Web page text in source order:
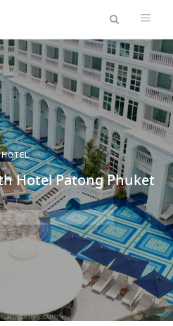
HOTEL
Hotel Patong Phuket